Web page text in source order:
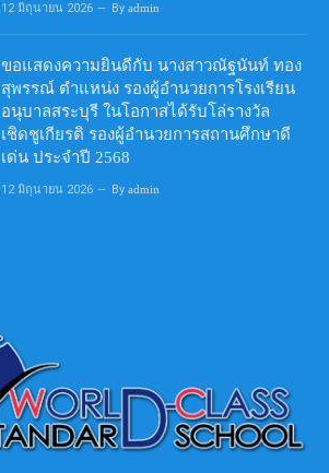
12 มิถุนายน 2026 By admin
ขอแสดงความยินดีกับ นางสาวณัฐนันท์ ทอง
สุพรรณ์ ตำแหน่ง รองผู้อำนวยการโรงเรียน
อนุบาลสระบุรี ในโอกาสได้รับโล่รางวัล
เชิดชูเกียรติ รองผู้อำนวยการสถานศึกษาดี
เด่น ประจำปี 2568
12 มิถุนายน 2026 By admin